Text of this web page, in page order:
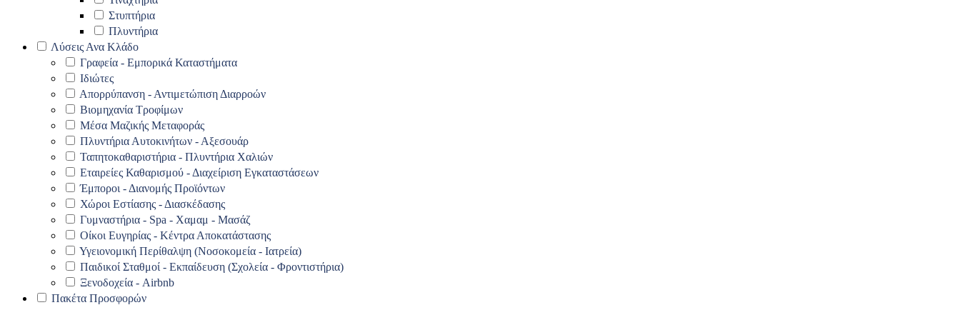
Στυπτήρια
Πλυντήρια
Λύσεις Ανα Κλάδο
Γραφεία - Εμπορικά Καταστήματα
Ιδιώτες
Απορρύπανση - Αντιμετώπιση Διαρροών
Βιομηχανία Τροφίμων
Μέσα Μαζικής Μεταφοράς
Πλυντήρια Αυτοκινήτων - Αξεσουάρ
Ταπητοκαθαριστήρια - Πλυντήρια Χαλιών
Εταιρείες Καθαρισμού - Διαχείριση Εγκαταστάσεων
Έμποροι - Διανομής Προϊόντων
Χώροι Εστίασης - Διασκέδασης
Γυμναστήρια - Spa - Χαμαμ - Μασάζ
Οίκοι Ευγηρίας - Κέντρα Αποκατάστασης
Υγειονομική Περίθαλψη (Νοσοκομεία - Ιατρεία)
Παιδικοί Σταθμοί - Εκπαίδευση (Σχολεία - Φροντιστήρια)
Ξενοδοχεία - Airbnb
Πακέτα Προσφορών